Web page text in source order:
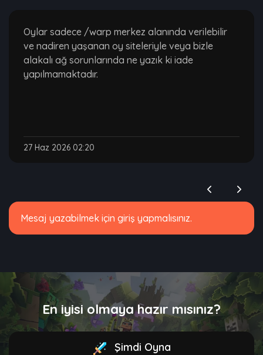
Oylar sadece /warp merkez alanında verilebilir
ve nadiren yaşanan oy siteleriyle veya bizle
alakalı ağ sorunlarında ne yazık ki iade
yapılmamaktadır.
27 Haz 2026 02:20
Mesaj yazabilmek için giriş yapmalısınız.
En iyisi olmaya hazır mısınız?
Şimdi Oyna